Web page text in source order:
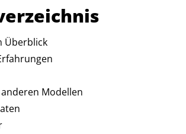
Überblick
Modellen